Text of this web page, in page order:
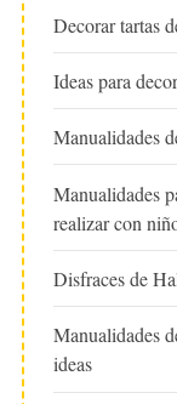
Decorar tartas
Ideas para
Manualidades
Manualidades
realizar con
Disfraces de
Manualidades
ideas